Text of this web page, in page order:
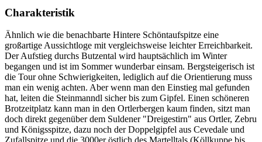
Charakteristik
Ähnlich wie die benachbarte Hintere Schöntaufspitze eine
großartige Aussichtloge mit vergleichsweise leichter Erreichbarkeit.
Der Aufstieg durchs Butzental wird hauptsächlich im Winter
begangen und ist im Sommer wunderbar einsam. Bergsteigerisch ist
die Tour ohne Schwierigkeiten, lediglich auf die Orientierung muss
man ein wenig achten. Aber wenn man den Einstieg mal gefunden
hat, leiten die Steinmanndl sicher bis zum Gipfel. Einen schöneren
Brotzeitplatz kann man in den Ortlerbergen kaum finden, sitzt man
doch direkt gegenüber dem Suldener "Dreigestirn" aus Ortler, Zebru
und Königsspitze, dazu noch der Doppelgipfel aus Cevedale und